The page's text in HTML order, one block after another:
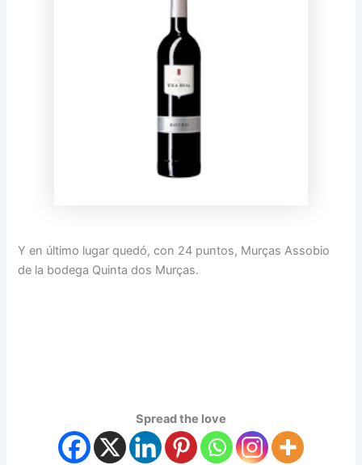
Y en último lugar quedó, con 24 puntos, Murças Assobio
de la bodega Quinta dos Murças.
Spread the love